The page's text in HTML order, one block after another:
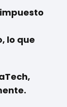
lo que